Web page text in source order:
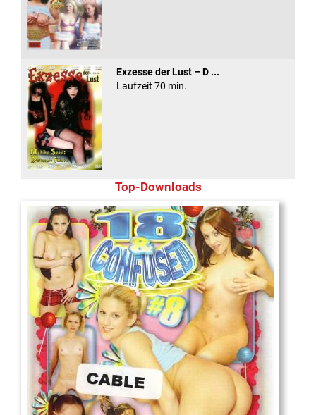
Exzesse der Lust – D ...
Laufzeit 70 min.
Top-Downloads